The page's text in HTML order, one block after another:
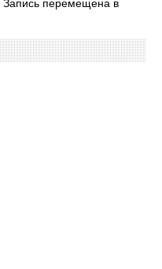
Запись перемещена в